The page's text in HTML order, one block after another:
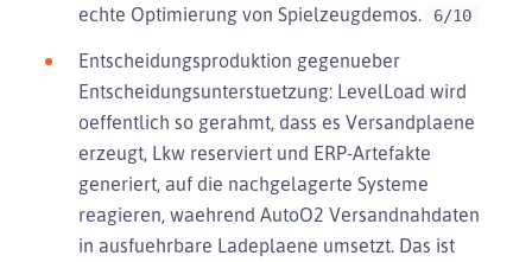
echte Optimierung von Spielzeugdemos.
6/10
Entscheidungsproduktion gegenueber
Entscheidungsunterstuetzung: LevelLoad wird
oeffentlich so gerahmt, dass es Versandplaene
erzeugt, Lkw reserviert und ERP-Artefakte
generiert, auf die nachgelagerte Systeme
reagieren, waehrend AutoO2 Versandnahdaten
in ausfuehrbare Ladeplaene umsetzt. Das ist